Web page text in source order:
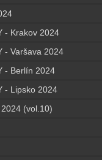
- Krakov 2024
- Varšava 2024
- Berlín 2024
- Lipsko 2024
(vol.10)